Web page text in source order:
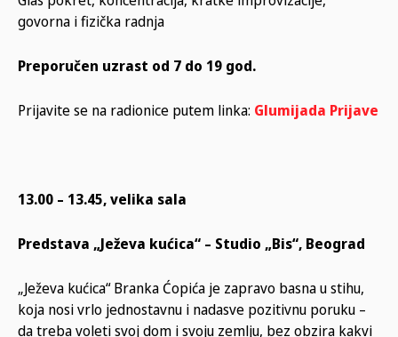
govorna i fizička radnja
Preporučen uzrast od 7 do 19 god.
Prijavite se na radionice putem linka: Glumijada Prijave
13.00 – 13.45, velika sala
Predstava „Ježeva kućica“ – Studio „Bis“, Beograd
„Ježeva kućica“ Branka Ćopića je zapravo basna u stihu,
koja nosi vrlo jednostavnu i nadasve pozitivnu poruku –
da treba voleti svoj dom i svoju zemlju, bez obzira kakvi